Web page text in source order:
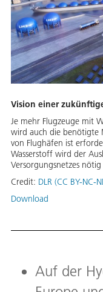
Vision einer
Je mehr Flugzeuge mit
wird auch die benötigte
von Flughäfen ist
Wasserstoff wird der
Versorgungsnetzes nötig
Credit: DLR (CC BY-NC-
Download
Auf der